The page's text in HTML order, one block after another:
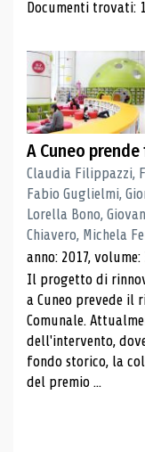
Risultati
Documenti trovati: 1
A Cuneo
Claudia Filippazzi,
Fabio Guglielmi,
Lorella Bono,
Chiavero, Michela
anno: 2017,
Il progetto di
a Cuneo prevede il
Comunale.
dell'intervento,
fondo storico, la
del premio ...